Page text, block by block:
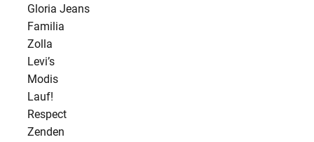
Gloria Jeans
Familia
Zolla
Levi’s
Modis
Lauf!
Respect
Zenden